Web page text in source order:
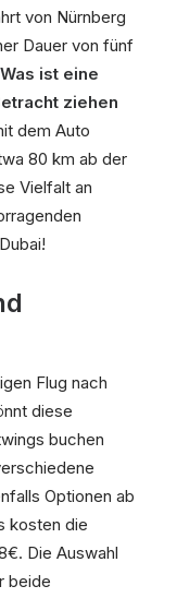
von Nürnberg
Dauer von fünf
Was ist eine
ziehen
dem Auto
80 km ab der
Vielfalt an
Flug nach
diese
buchen
Optionen ab
kosten die
Die Auswahl
beide